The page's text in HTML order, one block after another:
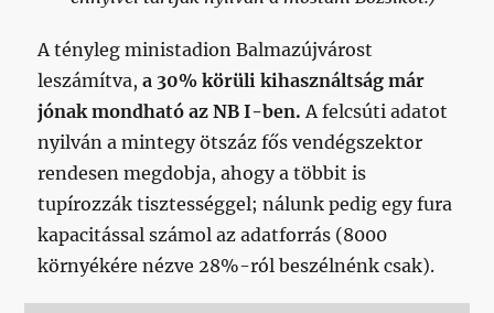
A tényleg ministadion Balmazújvárost
leszámítva,a 30% körüli kihasználtság már
jónak mondható az NB I-ben. A felcsúti adatot
nyilván a mintegy ötszáz fős vendégszektor
rendesen megdobja, ahogy a többit is
tupírozzák tisztességgel; nálunk pedig egy fura
kapacitással számol az adatforrás (8000
környékére nézve 28%-ról beszélnénk csak).